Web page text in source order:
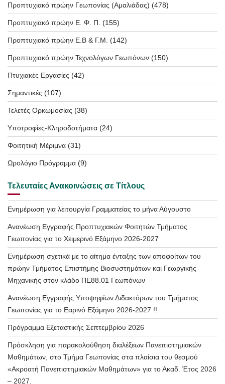
Προπτυχιακό πρώην Γεωπονίας (Αμαλιάδας) (478)
Προπτυχιακό πρώην Ε. Φ. Π. (155)
Προπτυχιακό πρώην Ε.Β & Γ.Μ. (142)
Προπτυχιακό πρώην Τεχνολόγων Γεωπόνων (150)
Πτυχιακές Εργασίες (42)
Σημαντικές (107)
Τελετές Ορκωμοσίας (38)
Υποτροφίες-Κληροδοτήματα (24)
Φοιτητική Μέριμνα (31)
Ωρολόγιο Πρόγραμμα (9)
Τελευταίες Ανακοινώσεις σε Τίτλους
Ενημέρωση για λειτουργία Γραμματείας το μήνα Αύγουστο
Ανανέωση Εγγραφής Προπτυχιακών Φοιτητών Τμήματος
Γεωπονίας για το Χειμερινό Εξάμηνο 2026-2027
Ενημέρωση σχετικά με το αίτημα ένταξης των αποφοίτων του
πρώην Τμήματος Επιστήμης Βιοσυστημάτων και Γεωργικής
Μηχανικής στον κλάδο ΠΕ88.01 Γεωπόνων
Ανανέωση Εγγραφής Υποψηφίων Διδακτόρων του Τμήματος
Γεωπονίας για το Εαρινό Εξάμηνο 2026-2027 !!
Πρόγραμμα Εξεταστικής Σεπτεμβρίου 2026
Πρόσκληση για παρακολούθηση διαλέξεων Πανεπιστημιακών
Μαθημάτων, στο Τμήμα Γεωπονίας στα πλαίσια του θεσμού
«Ακροατή Πανεπιστημιακών Μαθημάτων» για το Ακαδ. Έτος 2026
– 2027.